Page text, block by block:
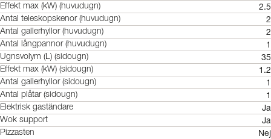
Effekt max (kW) (huvudugn) 2.5
Antal teleskopskenor (huvudugn) 2
Antal gallerhyllor (huvudugn) 2
Antal långpannor (huvudugn) 1
Ugnsvolym (L) (sidougn) 35
Effekt max (kW) (sidougn) 1.2
Antal gallerhyllor (sidougn) 1
Antal plåtar (sidougn) 1
Elektrisk gaständare Ja
Wok support Ja
Pizzasten Nej